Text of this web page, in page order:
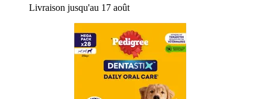
Livraison jusqu'au 17 août